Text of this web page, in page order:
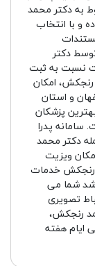
به دکتر محمد
و با انتخاب
دکتر
نسبت به ثبت
رنجکش، امکان
و استان
پزشکان
سامانه پدرا
دکتر محمد
ویزیت
رنجکش خدمات
شما می
تصویری
رنجکش،
ایام هفته